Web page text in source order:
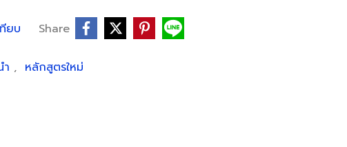
ยบ Share
, หลักสูตรใหม่